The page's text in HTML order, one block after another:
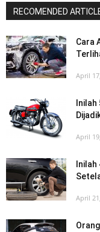
RECOMENDED
Cara
April
April
April